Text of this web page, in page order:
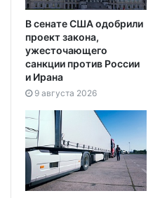
В сенате США одобрили
проект закона,
ужесточающего
санкции против России
и Ирана
9 августа 2026